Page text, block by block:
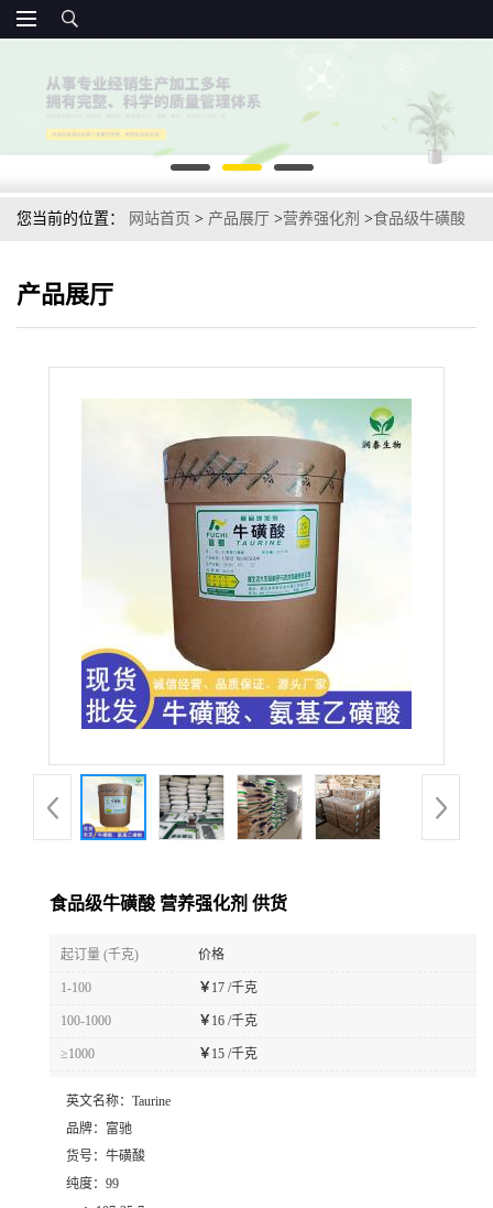
您当前的位置： 网站首页 > 产品展厅 >营养强化剂 >食品级牛磺酸
产品展厅
食品级牛磺酸 营养强化剂 供货
起订量 (千克) 价格
1-100 ￥ 17 /千克
100-1000 ￥ 16 /千克
≥1000 ￥ 15 /千克
英文名称： Taurine
品牌： 富驰
货号： 牛磺酸
纯度： 99